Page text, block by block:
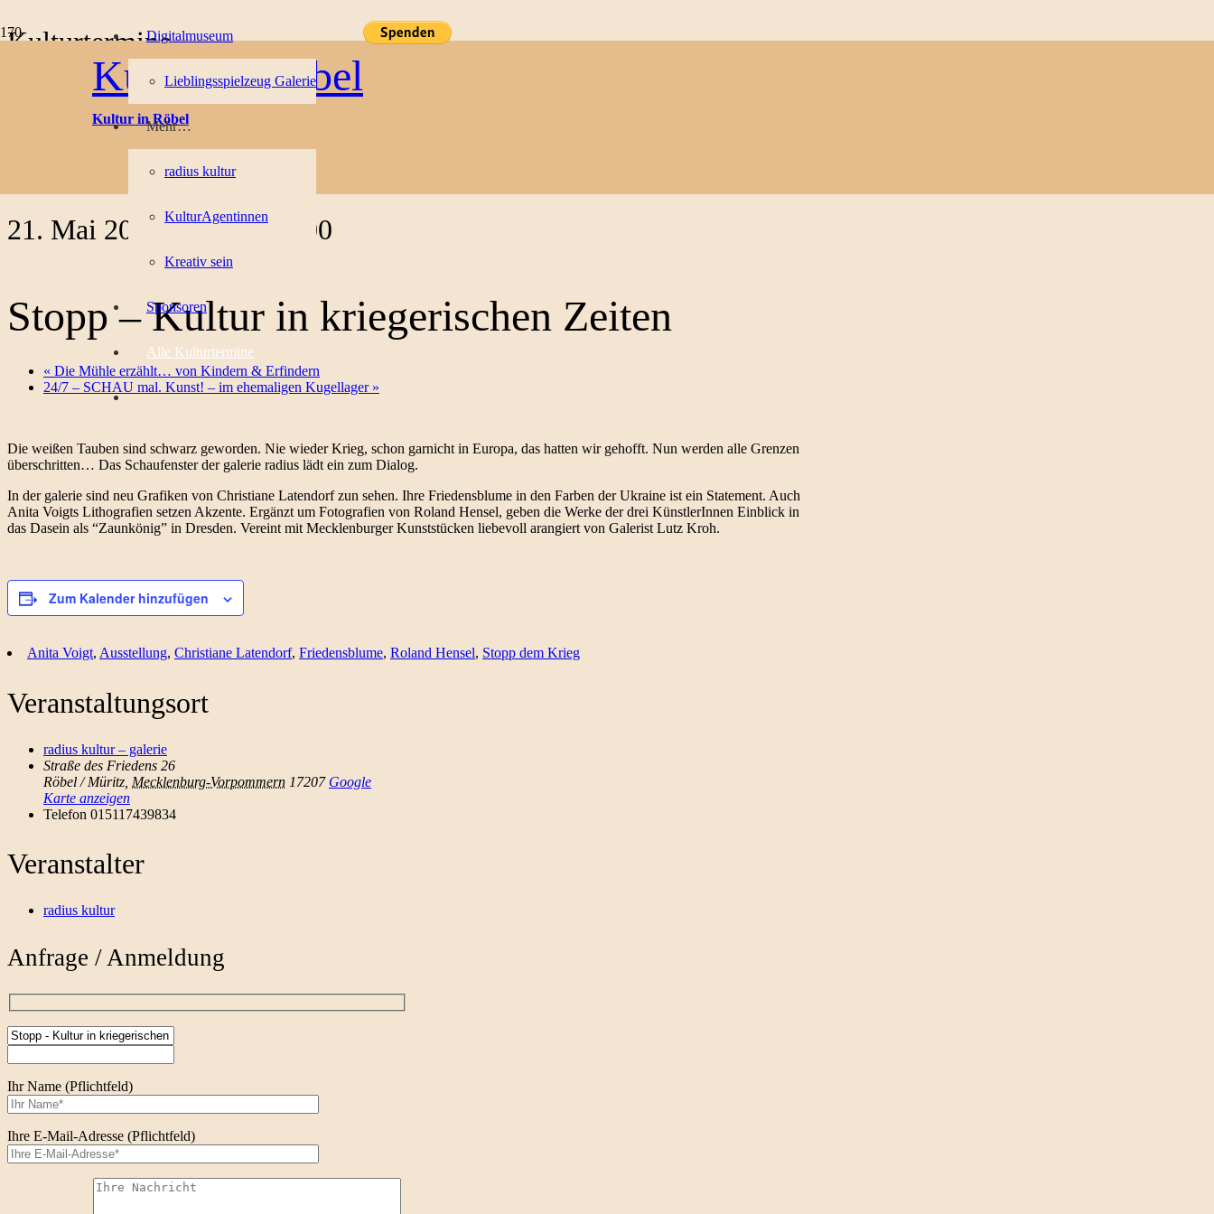
Kultur in Röbel
Kultur in Röbel
Digitalmuseum
Lieblingsspielzeug Galerie
Mehr…
radius kultur
KulturAgentinnen
Kreativ sein
Sponsoren
Alle Kulturtermine
Kulturtermine
« Alle Veranstaltungen
Diese Veranstaltung hat bereits stattgefunden.
Stopp – Kultur in kriegerischen Zeiten
21. Mai 2022, 14:00-16:00
Stopp – Kultur in kriegerischen Zeiten
« Die Mühle erzählt… von Kindern & Erfindern
24/7 – SCHAU mal. Kunst! – im ehemaligen Kugellager »
Die weißen Tauben sind schwarz geworden. Nie wieder Krieg, schon garnicht in Europa, das hatten wir gehofft. Nun werden alle Grenzen
überschritten… Das Schaufenster der galerie radius lädt ein zum Dialog.
In der galerie sind neu Grafiken von Christiane Latendorf zun sehen. Ihre Friedensblume in den Farben der Ukraine ist ein Statement. Auch
Anita Voigts Lithografien setzen Akzente. Ergänzt um Fotografien von Roland Hensel, geben die Werke der drei KünstlerInnen Einblick in
das Dasein als “Zaunkönig” in Dresden. Vereint mit Mecklenburger Kunststücken liebevoll arangiert von Galerist Lutz Kroh.
Zum Kalender hinzufügen
Anita Voigt, Ausstellung, Christiane Latendorf, Friedensblume, Roland Hensel, Stopp dem Krieg
Veranstaltungsort
radius kultur – galerie
Straße des Friedens 26
Röbel / Müritz Mecklenburg-Vorpommern 17207 Google
Karte anzeigen
Telefon 015117439834
Veranstalter
radius kultur
Anfrage / Anmeldung
Ihr Name (Pflichtfeld)
Ihre E-Mail-Adresse (Pflichtfeld)